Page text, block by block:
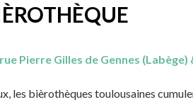
Pierre Gilles de Gennes
les bièrothèques toulousaines